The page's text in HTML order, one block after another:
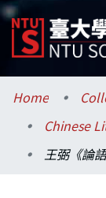
Research
Home